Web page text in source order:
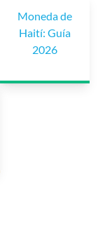
Moneda de
Haití: Guía
2026